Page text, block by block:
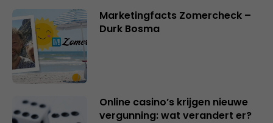
Marketingfacts Zomercheck –
Durk Bosma
Online casino’s krijgen nieuwe
vergunning: wat verandert er?